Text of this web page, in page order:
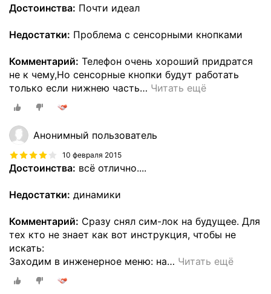
Достоинства: Почти идеал
Недостатки: Проблема с сенсорными кнопками
Комментарий: Телефон очень хороший придратся
не к чему,Но сенсорные кнопки будут работать
только если нижнею часть… Читать ещё
Анонимный пользователь
10 февраля 2015
Достоинства: всё отлично....
Недостатки: динамики
Комментарий: Сразу снял сим-лок на будущее. Для
тех кто не знает как вот инструкция, чтобы не
искать:
Заходим в инженерное меню: на… Читать ещё